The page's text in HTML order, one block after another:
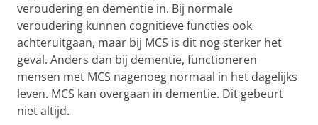
veroudering en dementie in. Bij normale
veroudering kunnen cognitieve functies ook
achteruitgaan, maar bij MCS is dit nog sterker het
geval. Anders dan bij dementie, functioneren
mensen met MCS nagenoeg normaal in het dagelijks
leven. MCS kan overgaan in dementie. Dit gebeurt
niet altijd.